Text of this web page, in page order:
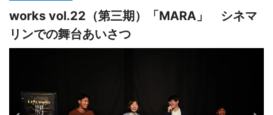
works vol.22（第三期）「MARA」 シネマ
リンでの舞台あいさつ